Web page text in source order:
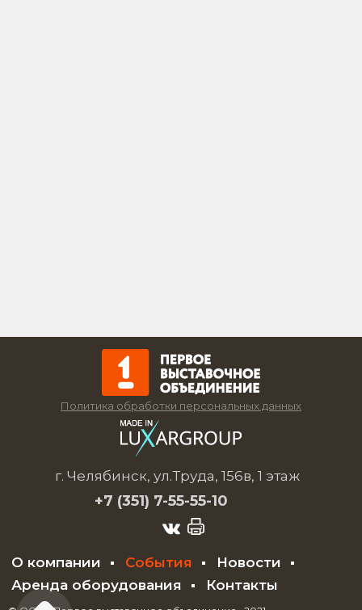
Политика обработки персональных данных
г. Челябинск, ул.Труда, 156в, 1 этаж
+7 (351) 7-55-55-10
О компании События
Новости
Аренда оборудования
Контакты